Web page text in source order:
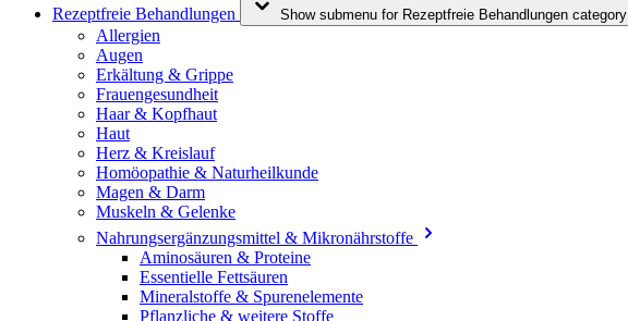
Rezeptfreie Behandlungen
Show submenu for Rezeptfreie Behandlungen category
Allergien
Augen
Erkältung & Grippe
Frauengesundheit
Haar & Kopfhaut
Haut
Herz & Kreislauf
Homöopathie & Naturheilkunde
Magen & Darm
Muskeln & Gelenke
Nahrungsergänzungsmittel & Mikronährstoffe
Aminosäuren & Proteine
Essentielle Fettsäuren
Mineralstoffe & Spurenelemente
Pflanzliche & weitere Stoffe